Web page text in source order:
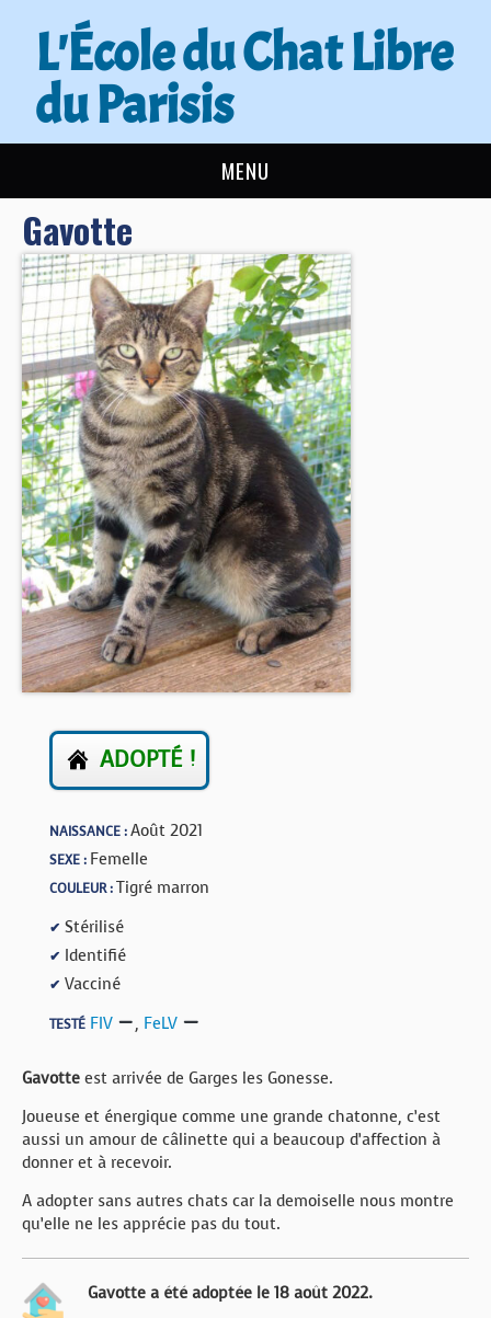
L'École du Chat Libre
du Parisis
MENU
L’ÉCOLE DU CHAT
ACTUALITÉS
ADOPTER
NOUS AIDER
CONTACT
BOUTIQUE
FORUM
Gavotte
ADOPTÉ !
NAISSANCE :Août 2021
SEXE : Femelle
COULEUR :Tigré marron
✔ Stérilisé
✔ Identifié
✔ Vacciné
TESTÉ FIV , FeLV
Gavotte est arrivée de Garges les Gonesse.
Joueuse et énergique comme une grande chatonne, c’est
aussi un amour de câlinette qui a beaucoup d’affection à
donner et à recevoir.
A adopter sans autres chats car la demoiselle nous montre
qu’elle ne les apprécie pas du tout.
Gavotte a été adoptée le 18 août 2022.